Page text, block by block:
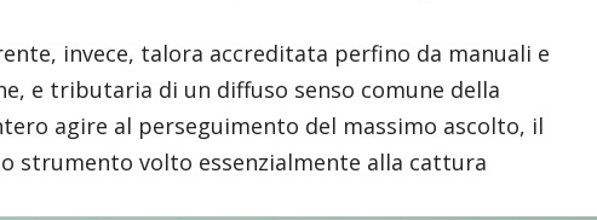
invece, talora accreditata perfino da manuali e
e tributaria di un diffuso senso comune della
agire al perseguimento del massimo ascolto, il
strumento volto essenzialmente alla cattura